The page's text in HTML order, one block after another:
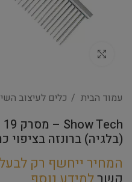
עמוד הבית כלים לעיצוב
(בלגיה) ברונזה בציפוי
המחיר ייחשף רק